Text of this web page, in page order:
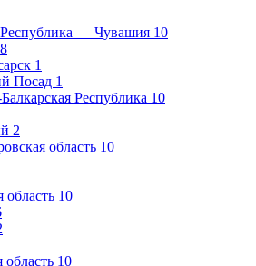
— Чувашия 10
8
1
Посад 1
Республика 10
2
область 10
область 10
область 10